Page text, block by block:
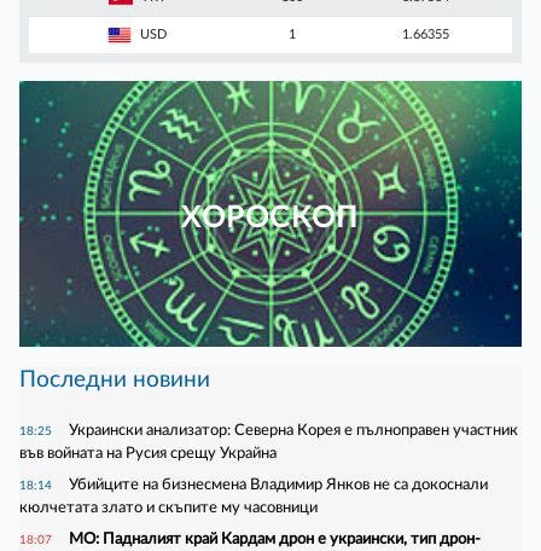
USD 1 1.66355
ХОРОСКОП
Последни новини
18:25
Украински анализатор: Северна Корея е пълноправен участник
във войната на Русия срещу Украйна
18:14
Убийците на бизнесмена Владимир Янков не са докоснали
кюлчетата злато и скъпите му часовници
18:07
МО: Падналият край Кардам дрон е украински, тип дрон-